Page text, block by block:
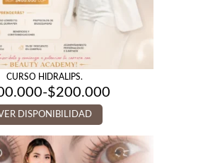
CURSO HIDRALIPS.
$200.000
-
Rango
de
precios:
desde
$200.000
hasta
$400.000
DISPONIBILIDAD